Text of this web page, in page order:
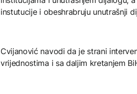
instutucije i obeshrabruju unutrašnji
Cvijanović navodi da je strani
vrijednostima i sa daljim kretanjem